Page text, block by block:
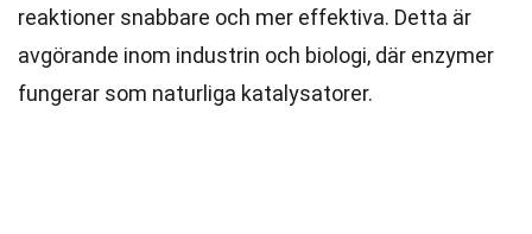
reaktioner snabbare och mer effektiva. Detta är
avgörande inom industrin och biologi, där enzymer
fungerar som naturliga katalysatorer.